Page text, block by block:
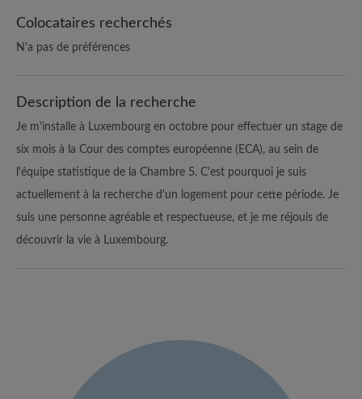
Colocataires recherchés
N'a pas de préférences
Description de la recherche
Je m'installe à Luxembourg en octobre pour effectuer un stage de
six mois à la Cour des comptes européenne (ECA), au sein de
l'équipe statistique de la Chambre 5. C'est pourquoi je suis
actuellement à la recherche d'un logement pour cette période. Je
suis une personne agréable et respectueuse, et je me réjouis de
découvrir la vie à Luxembourg.